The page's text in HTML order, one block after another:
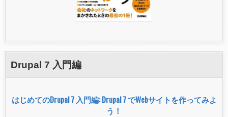
Drupal 7 入門編
はじめてのDrupal 7 入門編: Drupal 7 でWebサイトを作ってみよ
う！